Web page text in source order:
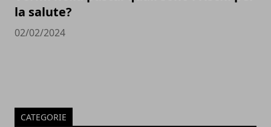
la salute?
02/02/2024
CATEGORIE